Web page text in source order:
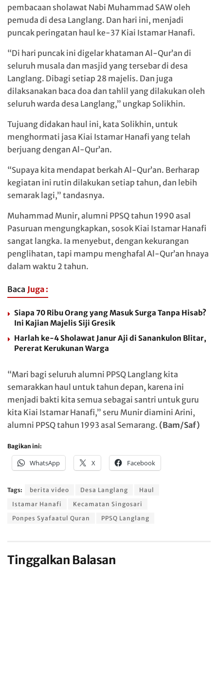
pembacaan sholawat Nabi Muhammad SAW oleh
pemuda di desa Langlang. Dan hari ini, menjadi
puncak peringatan haul ke-37 Kiai Istamar Hanafi.
“Di hari puncak ini digelar khataman Al-Qur’an di
seluruh musala dan masjid yang tersebar di desa
Langlang. Dibagi setiap 28 majelis. Dan juga
dilaksanakan baca doa dan tahlil yang dilakukan oleh
seluruh warda desa Langlang,” ungkap Solikhin.
Tujuang didakan haul ini, kata Solikhin, untuk
menghormati jasa Kiai Istamar Hanafi yang telah
berjuang dengan Al-Qur’an.
“Supaya kita mendapat berkah Al-Qur’an. Berharap
kegiatan ini rutin dilakukan setiap tahun, dan lebih
semarak lagi,” tandasnya.
Muhammad Munir, alumni PPSQ tahun 1990 asal
Pasuruan mengungkapkan, sosok Kiai Istamar Hanafi
sangat langka. Ia menyebut, dengan kekurangan
penglihatan, tapi mampu menghafal Al-Qur’an hnaya
dalam waktu 2 tahun.
Baca Juga :
Siapa 70 Ribu Orang yang Masuk Surga Tanpa Hisab?
Ini Kajian Majelis Siji Gresik
Harlah ke-4 Sholawat Janur Aji di Sanankulon Blitar,
Pererat Kerukunan Warga
“Mari bagi seluruh alumni PPSQ Langlang kita
semarakkan haul untuk tahun depan, karena ini
menjadi bakti kita semua sebagai santri untuk guru
kita Kiai Istamar Hanafi,” seru Munir diamini Arini,
alumni PPSQ tahun 1993 asal Semarang. (Bam/Saf)
Bagikan ini:
WhatsApp X Facebook
Tags: berita video Desa Langlang
Haul
Istamar Hanafi
Kecamatan Singosari
Ponpes Syafaatul Quran
PPSQ Langlang
Tinggalkan Balasan